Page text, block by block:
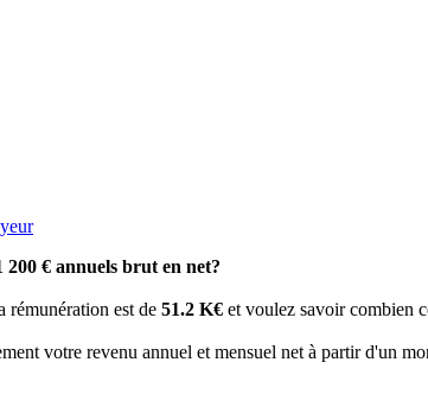
200 € annuels brut en net?
rémunération est de 51.2 K€ et voulez savoir combien
votre revenu annuel et mensuel net à partir d'un